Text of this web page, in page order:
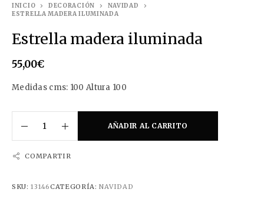
INICIO DECORACIÓN
NAVIDAD
ESTRELLA MADERA ILUMINADA
Estrella madera iluminada
55,00€
Medidas cms: 100 Altura 100
AÑADIR AL CARRITO
COMPARTIR
SKU:13146CATEGORÍA:NAVIDAD